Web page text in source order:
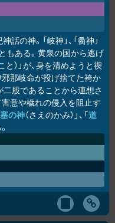
話の神。「岐神」、「衢神」
もある。黄泉の国から逃げ
と）」が、身を清めようと禊
那岐命が投げ捨てた袴か
股であることから連想さ
意や穢れの侵入を阻止す
塞の神（さえのかみ）」、「道